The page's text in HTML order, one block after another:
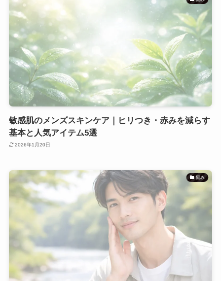
敏感肌のメンズスキンケア｜ヒリつき・赤みを減らす
基本と人気アイテム5選
2026年1月20日
悩み